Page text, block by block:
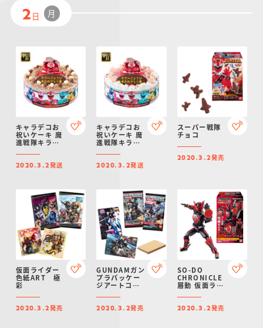
スーパー戦隊シリー
ズ
2 日 月
キャラデコお
祝いケーキ 魔
進戦隊キラメ
コクリーム)[5
号サイズ]
2020.3.2発送
キャラデコお
祝いケーキ 魔
進戦隊キラメ
サイズ]
2020.3.2発送
スーパー戦隊
チョコ
2020.3.2発売
仮面ライダー
色紙ART 極
彩
2020.3.2発売
GUNDAMガン
プラパッケー
ジアートコレ
コウエハース4
2020.3.2発売
SO-DO
CHRONICLE
層動 仮面ライ
COMBOCHANGE2
2020.3.2発売